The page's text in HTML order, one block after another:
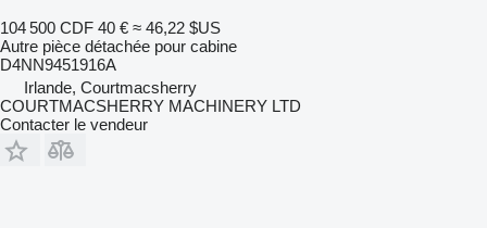
104 500 CDF 40 € ≈ 46,22 $US
Autre pièce détachée pour cabine
D4NN9451916A
Irlande, Courtmacsherry
COURTMACSHERRY MACHINERY LTD
Contacter le vendeur